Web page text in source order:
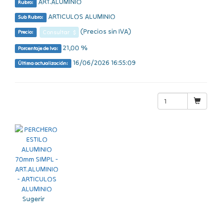
Rubro:
Sub Rubro: ARTICULOS ALUMINIO
Precio: Consultar $ (Precios sin IVA)
Porcentaje de Iva: 21,00 %
Última actualización: 16/06/2026 16:55:09
Sugerir